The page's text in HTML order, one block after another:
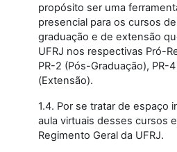
propósito ser uma
presencial para os cursos
graduação e de extensão
UFRJ nos respectivas Pró-
PR-2 (Pós-Graduação), PR-
(Extensão).
1.4. Por se tratar de espaço
aula virtuais desses cursos
Regimento Geral da UFRJ.